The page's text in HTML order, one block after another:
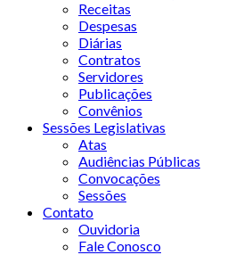
Receitas
Despesas
Diárias
Contratos
Servidores
Publicações
Convênios
Sessões Legislativas
Atas
Audiências Públicas
Convocações
Sessões
Contato
Ouvidoria
Fale Conosco